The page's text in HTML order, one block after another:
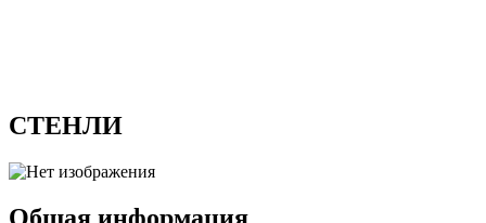
СТЕНЛИ